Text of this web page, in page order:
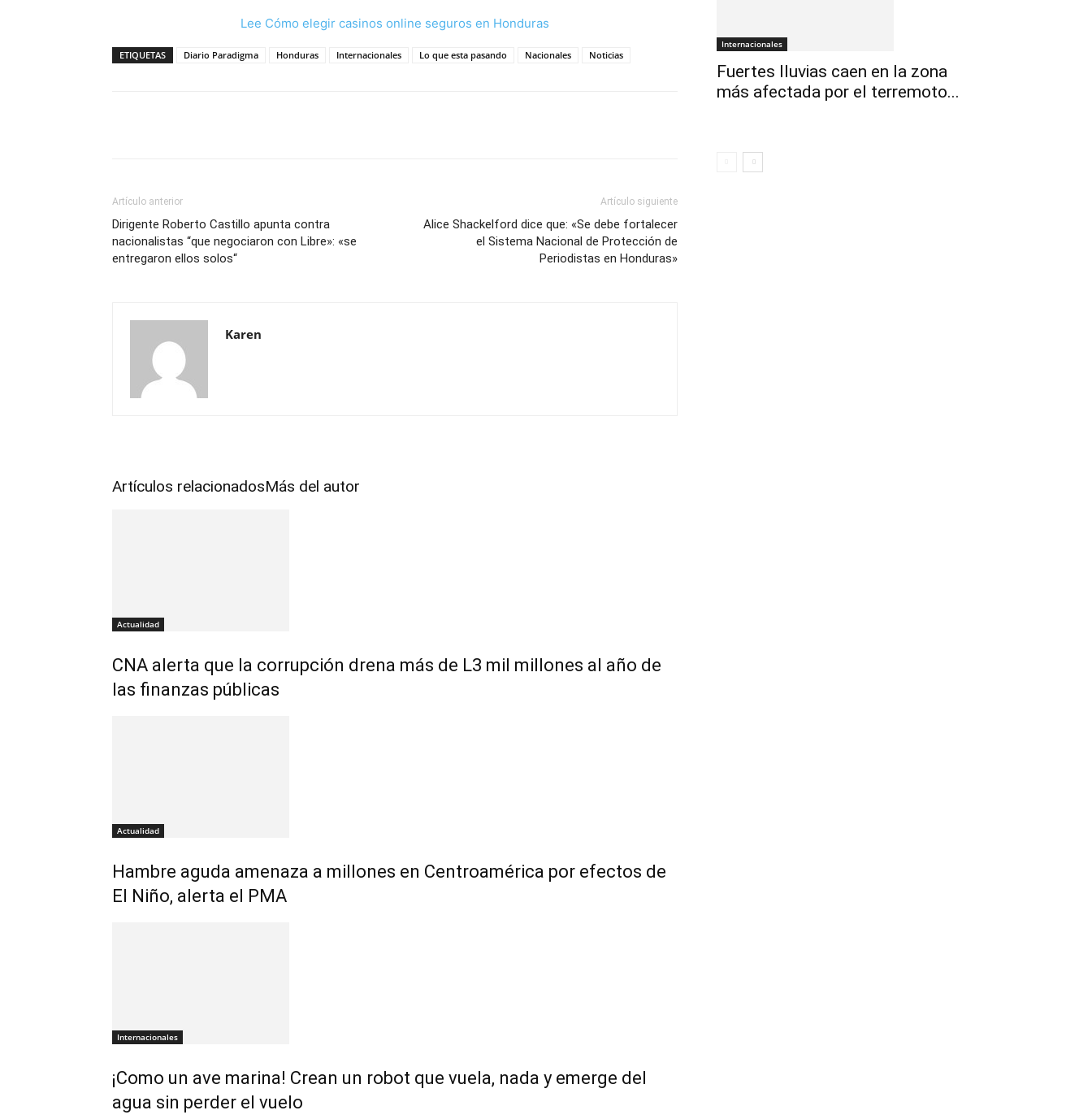
Lee Cómo elegir casinos online seguros en Honduras
ETIQUETAS Diario Paradigma Honduras Internacionales Lo que esta pasando Nacionales Noticias
Artículo anterior
Dirigente Roberto Castillo apunta contra
nacionalistas “que negociaron con Libre»: «se
entregaron ellos solos“
Artículo siguiente
Alice Shackelford dice que: «Se debe fortalecer
el Sistema Nacional de Protección de
Periodistas en Honduras»
Karen
Artículos relacionadosMás del autor
Actualidad
CNA alerta que la corrupción drena más de L3 mil millones al año de
las finanzas públicas
Actualidad
Hambre aguda amenaza a millones en Centroamérica por efectos de
El Niño, alerta el PMA
Internacionales
¡Como un ave marina! Crean un robot que vuela, nada y emerge del
agua sin perder el vuelo
Internacionales
Fuertes lluvias caen en la zona
más afectada por el terremoto...